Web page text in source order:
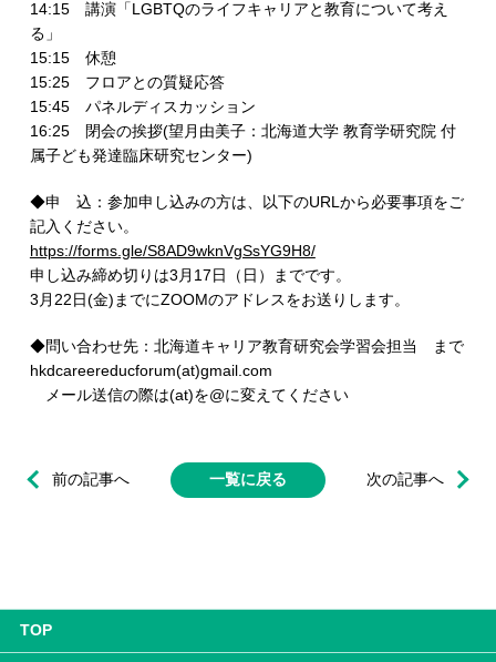
14:15 講演「LGBTQのライフキャリアと教育について考え
る」
15:15 休憩
15:25 フロアとの質疑応答
15:45 パネルディスカッション
16:25 閉会の挨拶(望月由美子：北海道大学 教育学研究院 付
属子ども発達臨床研究センター)
◆申 込：参加申し込みの方は、以下のURLから必要事項をご
記入ください。
https://forms.gle/S8AD9wknVgSsYG9H8/
申し込み締め切りは3月17日（日）までです。
3月22日(金)までにZOOMのアドレスをお送りします。
◆問い合わせ先：北海道キャリア教育研究会学習会担当 まで
hkdcareereducforum(at)gmail.com
メール送信の際は(at)を@に変えてください
前の記事へ 次の記事へ
一覧に戻る
TOP